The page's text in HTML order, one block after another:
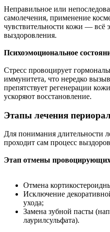
Неправильное или
самолечения, применение
чувствительности кожи — всё
выздоровления.
Психоэмоциональное
Стресс провоцирует
иммунитета, что нередко
препятствует регенерации
ускоряют восстановление.
Этапы лечения
Для понимания длительности
проходит сам процесс
Этап отмены
Отмена
Исключение
ухода;
Замена зубной пасты
лаурилсульфата).